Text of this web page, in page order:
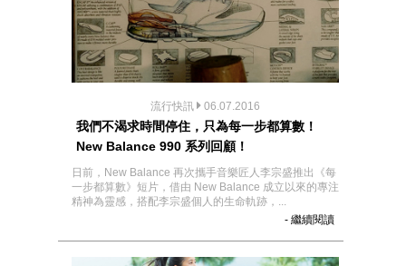
流行快訊 06.07.2016
我們不渴求時間停住，只為每一步都算數！
New Balance 990 系列回顧！
日前，New Balance 再次攜手音樂匠人李宗盛推出《每
一步都算數》短片，借由 New Balance 成立以來的專注
精神為靈感，搭配李宗盛個人的生命軌跡，...
- 繼續閱讀